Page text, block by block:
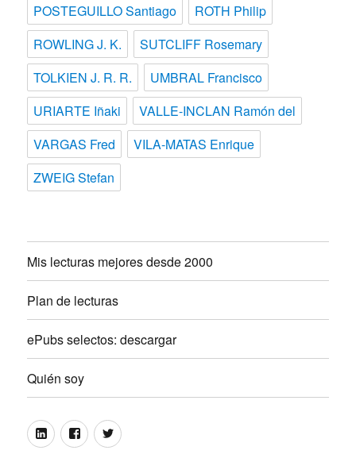
POSTEGUILLO Santiago
ROTH Philip
ROWLING J. K.
SUTCLIFF Rosemary
TOLKIEN J. R. R.
UMBRAL Francisco
URIARTE Iñaki
VALLE-INCLAN Ramón del
VARGAS Fred
VILA-MATAS Enrique
ZWEIG Stefan
Mis lecturas mejores desde 2000
Plan de lecturas
ePubs selectos: descargar
Quién soy
LinkedinFacebookTwitter